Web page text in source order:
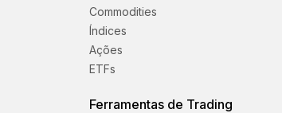
Commodities
Índices
Ações
ETFs
Ferramentas de Trading